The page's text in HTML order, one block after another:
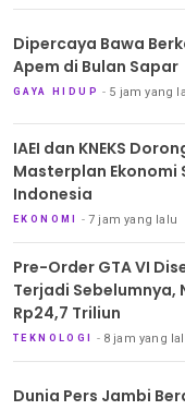
Dipercaya Bawa
Apem di Bulan Sapar
GAYA HIDUP 5 jam yang
IAEI dan KNEKS
Masterplan Ekonomi
Indonesia
EKONOMI 7 jam yang lalu
Pre-Order GTA VI
Terjadi Sebelumnya,
Rp24,7 Triliun
TEKNOLOGI 8 jam yang
Dunia Pers Jambi